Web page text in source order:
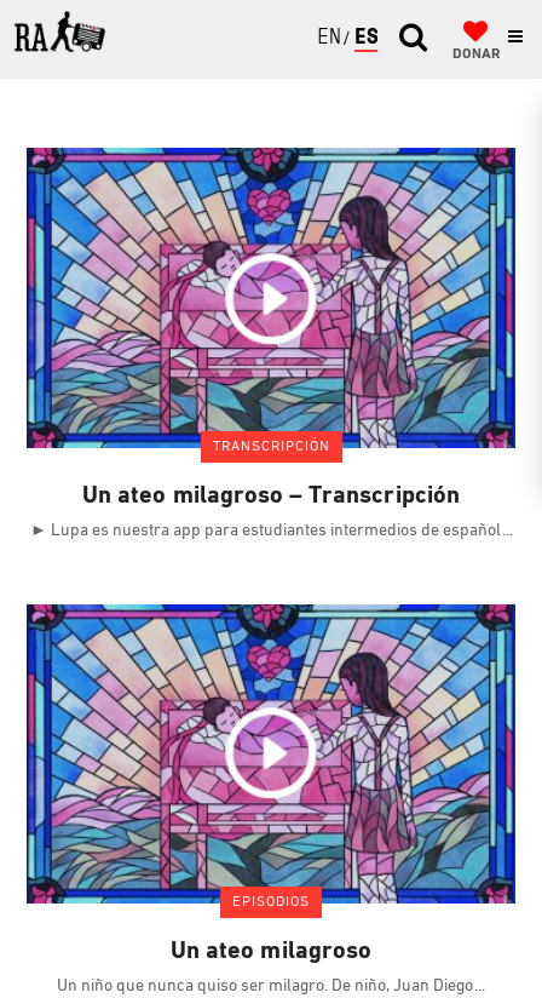
ENGLISH
ESPAÑOL
DONAR
TRANSCRIPCIÓN
Un ateo milagroso – Transcripción
► Lupa es nuestra app para estudiantes intermedios de español
EPISODIOS
Un ateo milagroso
Un niño que nunca quiso ser milagro. De niño, Juan Diego